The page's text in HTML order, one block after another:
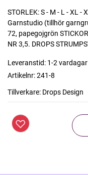
STORLEK: S - M - L - XL -
Garnstudio (tillhör
72, papegojgrön
NR 3,5. DROPS
Leveranstid: 1-2 vardagar
Artikelnr:241-8
Tillverkare: Drops Design